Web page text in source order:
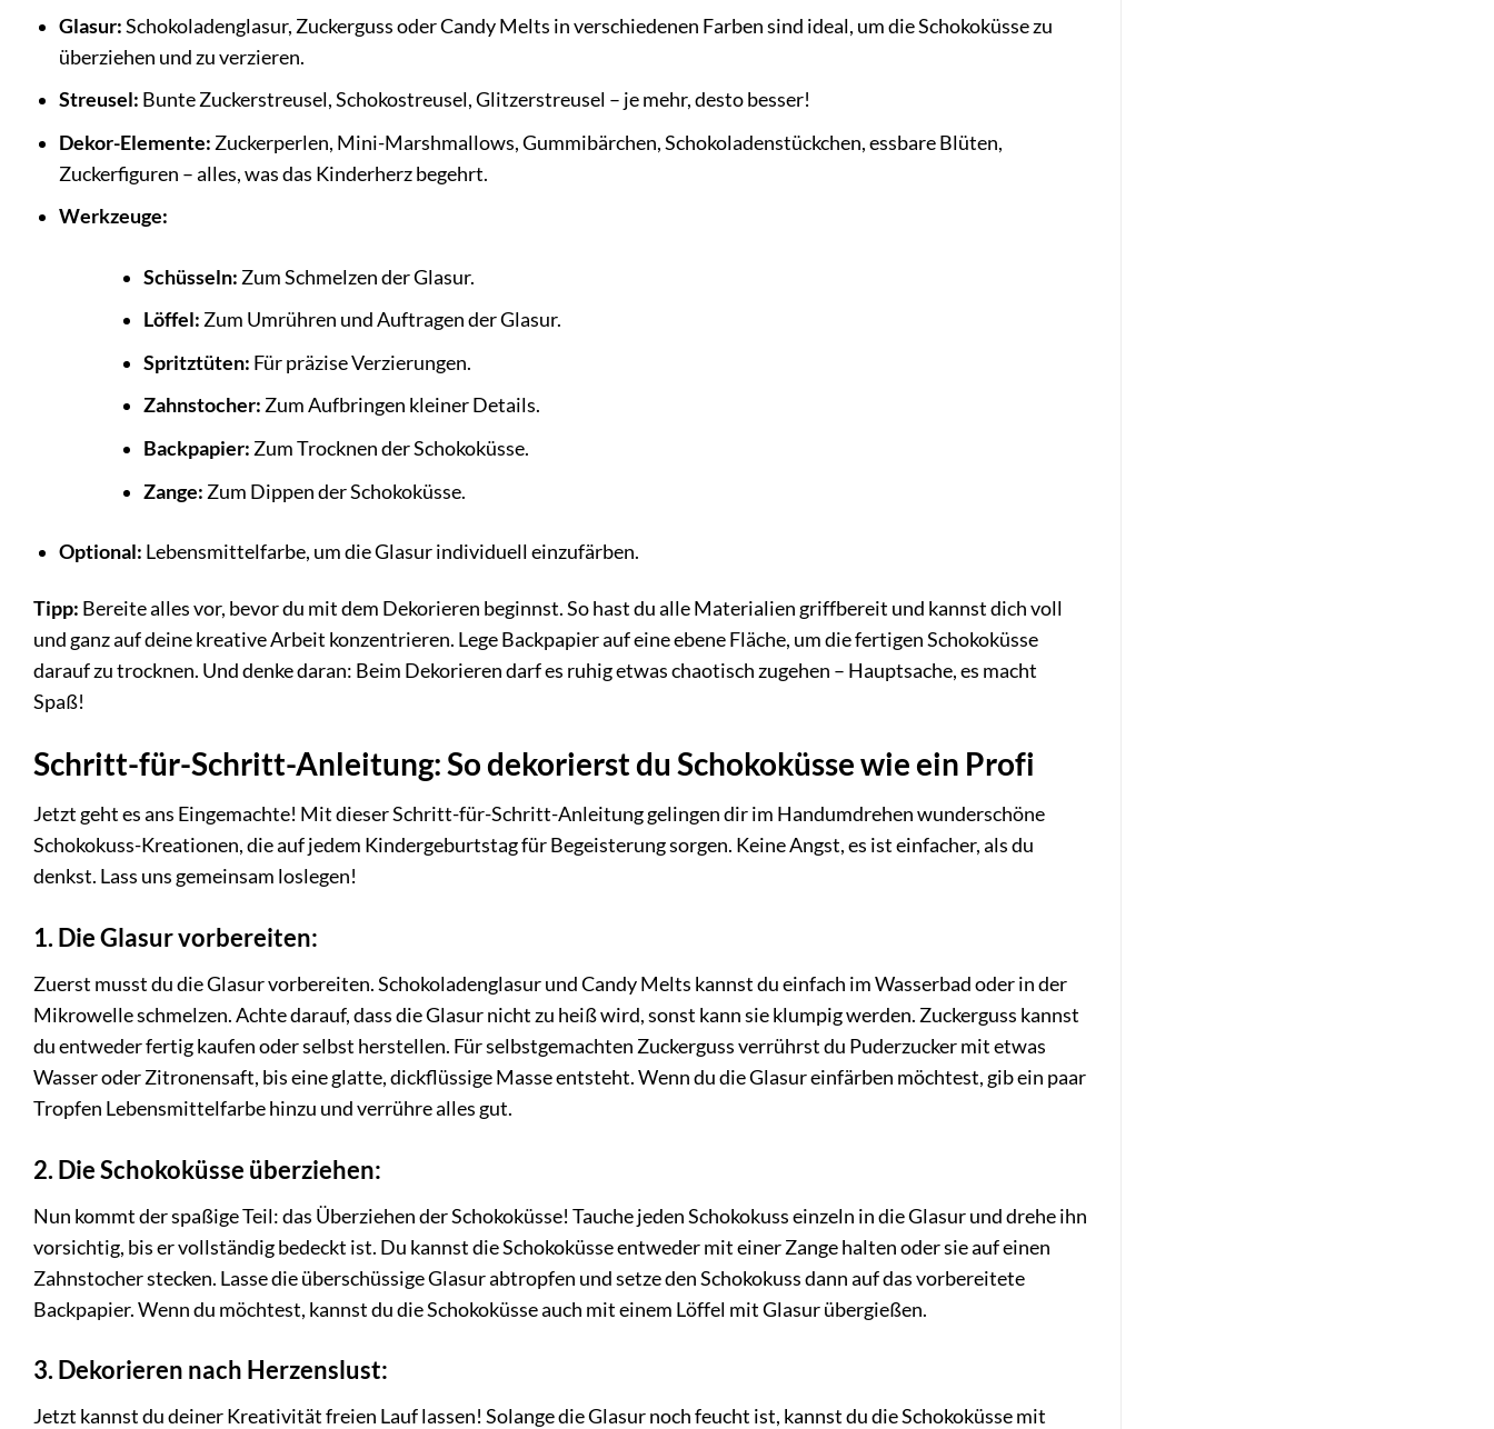
Glasur:Schokoladenglasur, Zuckerguss oder Candy Melts in verschiedenen Farben sind ideal, um die Schokoküsse zu
überziehen und zu verzieren.
Streusel: Bunte Zuckerstreusel, Schokostreusel, Glitzerstreusel – je mehr, desto besser!
Dekor-Elemente: Zuckerperlen, Mini-Marshmallows, Gummibärchen, Schokoladenstückchen, essbare Blüten,
Zuckerfiguren – alles, was das Kinderherz begehrt.
Werkzeuge:
Schüsseln: Zum Schmelzen der Glasur.
Löffel:Zum Umrühren und Auftragen der Glasur.
Spritztüten: Für präzise Verzierungen.
Zahnstocher:Zum Aufbringen kleiner Details.
Backpapier: Zum Trocknen der Schokoküsse.
Zange: Zum Dippen der Schokoküsse.
Optional: Lebensmittelfarbe, um die Glasur individuell einzufärben.
Tipp: Bereite alles vor, bevor du mit dem Dekorieren beginnst. So hast du alle Materialien griffbereit und kannst dich voll
und ganz auf deine kreative Arbeit konzentrieren. Lege Backpapier auf eine ebene Fläche, um die fertigen Schokoküsse
darauf zu trocknen. Und denke daran: Beim Dekorieren darf es ruhig etwas chaotisch zugehen – Hauptsache, es macht
Spaß!
Schritt-für-Schritt-Anleitung: So dekorierst du Schokoküsse wie ein Profi
Jetzt geht es ans Eingemachte! Mit dieser Schritt-für-Schritt-Anleitung gelingen dir im Handumdrehen wunderschöne
Schokokuss-Kreationen, die auf jedem Kindergeburtstag für Begeisterung sorgen. Keine Angst, es ist einfacher, als du
denkst. Lass uns gemeinsam loslegen!
1. Die Glasur vorbereiten:
Zuerst musst du die Glasur vorbereiten. Schokoladenglasur und Candy Melts kannst du einfach im Wasserbad oder in der
Mikrowelle schmelzen. Achte darauf, dass die Glasur nicht zu heiß wird, sonst kann sie klumpig werden. Zuckerguss kannst
du entweder fertig kaufen oder selbst herstellen. Für selbstgemachten Zuckerguss verrührst du Puderzucker mit etwas
Wasser oder Zitronensaft, bis eine glatte, dickflüssige Masse entsteht. Wenn du die Glasur einfärben möchtest, gib ein paar
Tropfen Lebensmittelfarbe hinzu und verrühre alles gut.
2. Die Schokoküsse überziehen:
Nun kommt der spaßige Teil: das Überziehen der Schokoküsse! Tauche jeden Schokokuss einzeln in die Glasur und drehe ihn
vorsichtig, bis er vollständig bedeckt ist. Du kannst die Schokoküsse entweder mit einer Zange halten oder sie auf einen
Zahnstocher stecken. Lasse die überschüssige Glasur abtropfen und setze den Schokokuss dann auf das vorbereitete
Backpapier. Wenn du möchtest, kannst du die Schokoküsse auch mit einem Löffel mit Glasur übergießen.
3. Dekorieren nach Herzenslust:
Jetzt kannst du deiner Kreativität freien Lauf lassen! Solange die Glasur noch feucht ist, kannst du die Schokoküsse mit